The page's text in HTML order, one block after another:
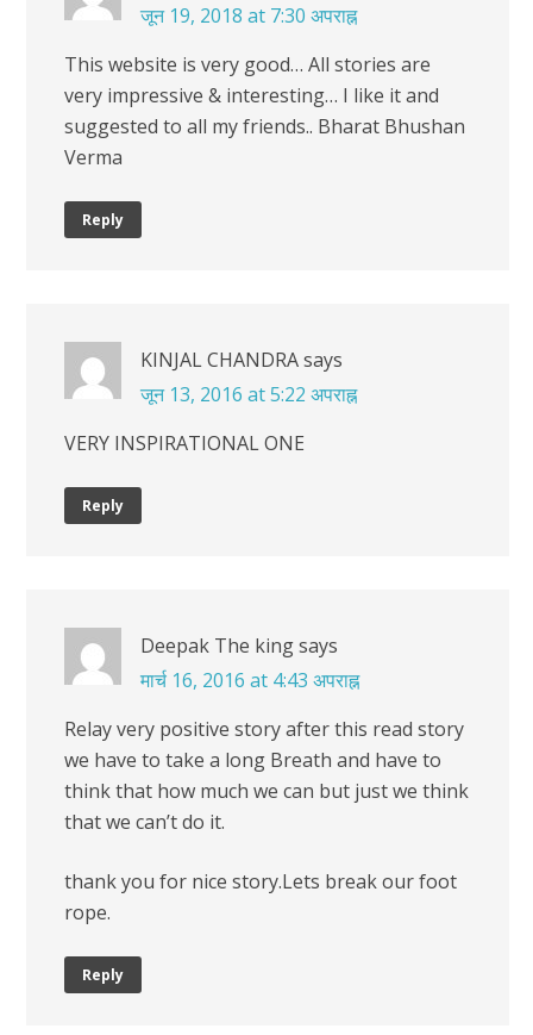
जून 19, 2018 at 7:30 अपराह्न
This website is very good… All stories are
very impressive & interesting… I like it and
suggested to all my friends.. Bharat Bhushan
Verma
Reply
KINJAL CHANDRAsays
जून 13, 2016 at 5:22 अपराह्न
VERY INSPIRATIONAL ONE
Reply
Deepak The kingsays
मार्च 16, 2016 at 4:43 अपराह्न
Relay very positive story after this read story
we have to take a long Breath and have to
think that how much we can but just we think
that we can’t do it.
thank you for nice story.Lets break our foot
rope.
Reply